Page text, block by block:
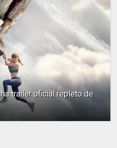
trailer oficial repleto de